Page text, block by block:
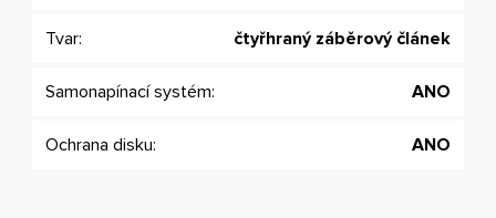
Tvar: čtyřhraný záběrový článek
Samonapínací systém: ANO
Ochrana disku: ANO